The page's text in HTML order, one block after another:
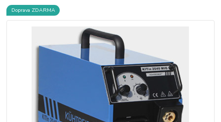
Doprava ZDARMA